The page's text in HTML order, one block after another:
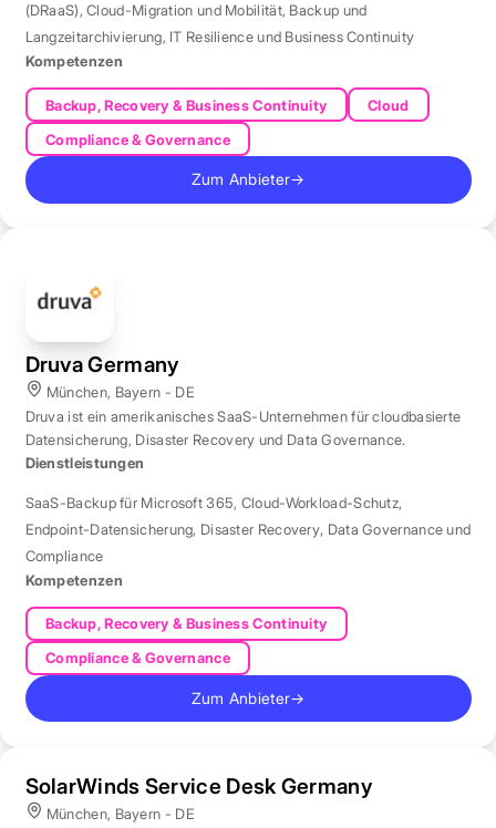
(DRaaS),Cloud-Migration und Mobilität, Backup und
Langzeitarchivierung, IT Resilience und Business Continuity
Kompetenzen
Backup, Recovery & Business Continuity
Cloud
Compliance & Governance
Zum Anbieter→
Druva Germany
München, Bayern - DE
Druva ist ein amerikanisches SaaS-Unternehmen für cloudbasierte
Datensicherung, Disaster Recovery und Data Governance.
Dienstleistungen
SaaS-Backup für Microsoft 365, Cloud-Workload-Schutz,
Endpoint-Datensicherung, Disaster Recovery, Data Governance und
Compliance
Kompetenzen
Backup, Recovery & Business Continuity
Compliance & Governance
Zum Anbieter→
SolarWinds Service Desk Germany
München, Bayern - DE